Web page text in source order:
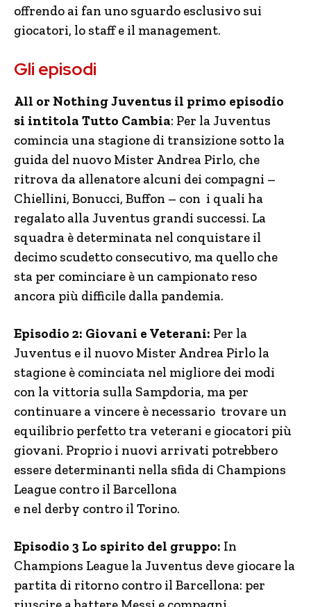
offrendo ai fan uno sguardo esclusivo sui
giocatori, lo staff e il management.
Gli episodi
All or Nothing Juventus il primo episodio
si intitola Tutto Cambia: Per la Juventus
comincia una stagione di transizione sotto la
guida del nuovo Mister Andrea Pirlo, che
ritrova da allenatore alcuni dei compagni –
Chiellini, Bonucci, Buffon – con i quali ha
regalato alla Juventus grandi successi. La
squadra è determinata nel conquistare il
decimo scudetto consecutivo, ma quello che
sta per cominciare è un campionato reso
ancora più difficile dalla pandemia.
Episodio 2: Giovani e Veterani: Per la
Juventus e il nuovo Mister Andrea Pirlo la
stagione è cominciata nel migliore dei modi
con la vittoria sulla Sampdoria, ma per
continuare a vincere è necessario trovare un
equilibrio perfetto tra veterani e giocatori più
giovani. Proprio i nuovi arrivati potrebbero
essere determinanti nella sfida di Champions
League contro il Barcellona
e nel derby contro il Torino.
Episodio 3 Lo spirito del gruppo: In
Champions League la Juventus deve giocare la
partita di ritorno contro il Barcellona: per